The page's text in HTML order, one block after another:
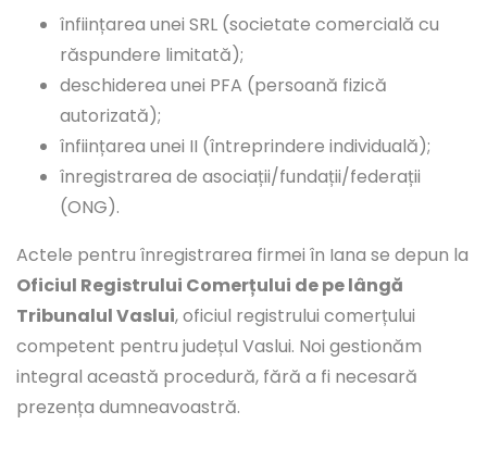
înființarea unei SRL (societate comercială cu
răspundere limitată);
deschiderea unei PFA (persoană fizică
autorizată);
înființarea unei II (întreprindere individuală);
înregistrarea de asociații/fundații/federații
(ONG).
Actele pentru înregistrarea firmei în Iana se depun la
Oficiul Registrului Comerțului de pe lângă
Tribunalul Vaslui, oficiul registrului comerțului
competent pentru județul Vaslui. Noi gestionăm
integral această procedură, fără a fi necesară
prezența dumneavoastră.